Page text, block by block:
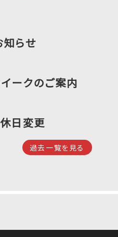
らせ
ークのご案内
日変更
過去一覧を見る